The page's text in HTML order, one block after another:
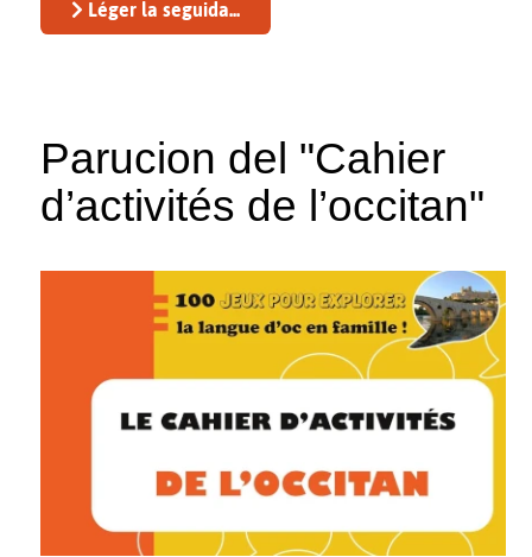
Léger la seguida...
Parucion del "Cahier
d’activités de l’occitan"